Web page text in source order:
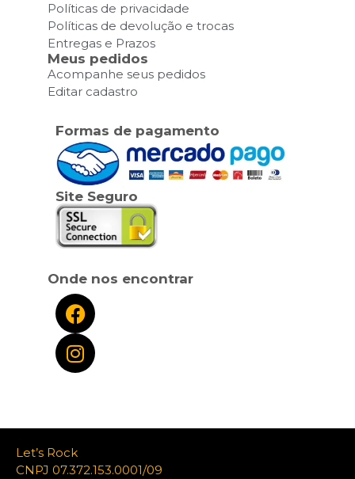
Políticas de privacidade
Políticas de devolução e trocas
Entregas e Prazos
Meus pedidos
Acompanhe seus pedidos
Editar cadastro
Formas de pagamento
Site Seguro
Onde nos encontrar
Let’s Rock
CNPJ 07.372.153.0001/09